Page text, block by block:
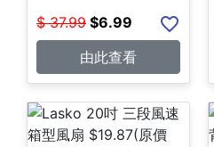
$ 37.99 $6.99
由此查看